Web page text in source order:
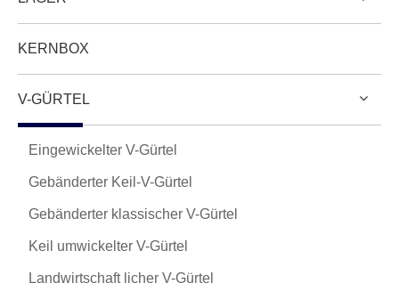
KERNBOX
V-GÜRTEL
Eingewickelter V-Gürtel
Gebänderter Keil-V-Gürtel
Gebänderter klassischer V-Gürtel
Keil umwickelter V-Gürtel
Landwirtschaft licher V-Gürtel